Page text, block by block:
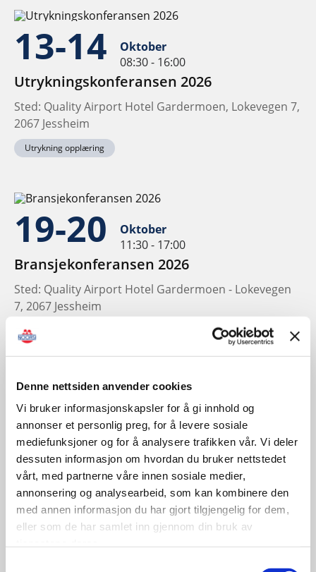
Denne nettsiden anvender cookies
Vi bruker informasjonskapsler for å gi innhold og
annonser et personlig preg, for å levere sosiale
mediefunksjoner og for å analysere trafikken vår. Vi deler
dessuten informasjon om hvordan du bruker nettstedet
vårt, med partnerne våre innen sosiale medier,
annonsering og analysearbeid, som kan kombinere den
med annen informasjon du har gjort tilgjengelig for dem,
eller som de har samlet inn gjennom din bruk av
13-14
Oktober
08:30 - 16:00
Utrykningskonferansen 2026
Sted: Quality Airport Hotel Gardermoen, Lokevegen 7,
2067 Jessheim
Utrykning opplæring
19-20
Oktober
11:30 - 17:00
Bransjekonferansen 2026
Sted: Quality Airport Hotel Gardermoen - Lokevegen
7, 2067 Jessheim
Sertifisert opplæring/kontroll
November
09-10
November
11:30 - 17:00
Tungbilkonferansen 2026